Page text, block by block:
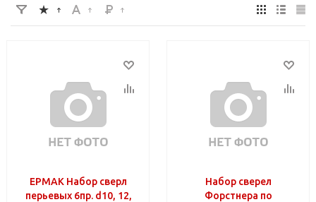
ЕРМАК Набор сверл
перьевых 6пр. d10, 12,
Набор сверел
Форстнера по